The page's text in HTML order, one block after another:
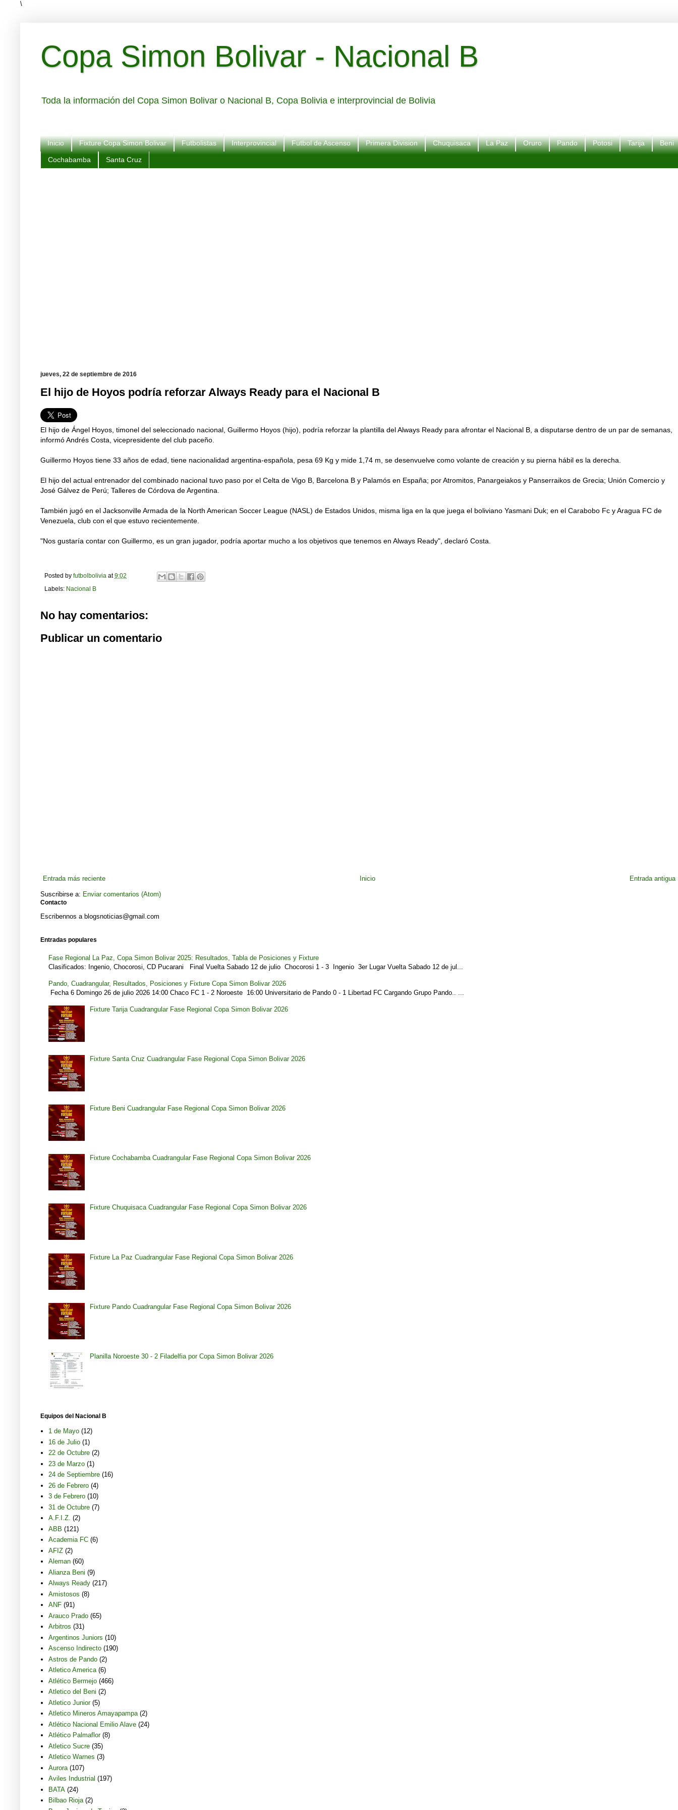
\
Copa Simon Bolivar - Nacional B
Toda la información del Copa Simon Bolivar o Nacional B, Copa Bolivia e interprovincial de Bolivia
Inicio Fixture Copa Simon Bolivar Futbolistas Interprovincial Futbol de Ascenso Primera Division Chuquisaca La Paz Oruro Pando Potosi Tarija Beni
Cochabamba Santa Cruz
jueves, 22 de septiembre de 2016
El hijo de Hoyos podría reforzar Always Ready para el Nacional B
El hijo de Ángel Hoyos, timonel del seleccionado nacional, Guillermo Hoyos (hijo), podría reforzar la plantilla del Always Ready para afrontar el Nacional B, a disputarse dentro de un par de semanas,
informó Andrés Costa, vicepresidente del club paceño.
Guillermo Hoyos tiene 33 años de edad, tiene nacionalidad argentina-española, pesa 69 Kg y mide 1,74 m, se desenvuelve como volante de creación y su pierna hábil es la derecha.
El hijo del actual entrenador del combinado nacional tuvo paso por el Celta de Vigo B, Barcelona B y Palamós en España; por Atromitos, Panargeiakos y Panserraikos de Grecia; Unión Comercio y
José Gálvez de Perú; Talleres de Córdova de Argentina.
También jugó en el Jacksonville Armada de la North American Soccer League (NASL) de Estados Unidos, misma liga en la que juega el boliviano Yasmani Duk; en el Carabobo Fc y Aragua FC de
Venezuela, club con el que estuvo recientemente.
"Nos gustaría contar con Guillermo, es un gran jugador, podría aportar mucho a los objetivos que tenemos en Always Ready", declaró Costa.
Posted by futbolbolivia at9:02
Labels: Nacional B
No hay comentarios:
Publicar un comentario
Entrada más reciente Entrada antigua
Inicio
Suscribirse a: Enviar comentarios (Atom)
Contacto
Escribennos a blogsnoticias@gmail.com
Entradas populares
Fase Regional La Paz, Copa Simon Bolivar 2025: Resultados, Tabla de Posiciones y Fixture
Clasificados: Ingenio, Chocorosi, CD Pucarani Final Vuelta Sabado 12 de julio Chocorosi 1 - 3 Ingenio 3er Lugar Vuelta Sabado 12 de jul...
Pando, Cuadrangular, Resultados, Posiciones y Fixture Copa Simon Bolivar 2026
Fecha 6 Domingo 26 de julio 2026 14:00 Chaco FC 1 - 2 Noroeste 16:00 Universitario de Pando 0 - 1 Libertad FC Cargando Grupo Pando.. ...
Fixture Tarija Cuadrangular Fase Regional Copa Simon Bolivar 2026
Fixture Santa Cruz Cuadrangular Fase Regional Copa Simon Bolivar 2026
Fixture Beni Cuadrangular Fase Regional Copa Simon Bolivar 2026
Fixture Cochabamba Cuadrangular Fase Regional Copa Simon Bolivar 2026
Fixture Chuquisaca Cuadrangular Fase Regional Copa Simon Bolivar 2026
Fixture La Paz Cuadrangular Fase Regional Copa Simon Bolivar 2026
Fixture Pando Cuadrangular Fase Regional Copa Simon Bolivar 2026
Planilla Noroeste 30 - 2 Filadelfia por Copa Simon Bolivar 2026
Equipos del Nacional B
1 de Mayo (12)
16 de Julio (1)
22 de Octubre (2)
23 de Marzo (1)
24 de Septiembre (16)
26 de Febrero (4)
3 de Febrero (10)
31 de Octubre (7)
A.F.I.Z. (2)
ABB (121)
Academia FC (6)
AFIZ (2)
Aleman (60)
Alianza Beni (9)
Always Ready (217)
Amistosos (8)
ANF (91)
Arauco Prado (65)
Arbitros (31)
Argentinos Juniors (10)
Ascenso Indirecto (190)
Astros de Pando (2)
Atletico America (6)
Atlético Bermejo (466)
Atletico del Beni (2)
Atletico Junior (5)
Atletico Mineros Amayapampa (2)
Atlético Nacional Emilio Alave (24)
Atlético Palmaflor (8)
Atletico Sucre (35)
Atletico Warnes (3)
Aurora (107)
Aviles Industrial (197)
BATA (24)
Bilbao Rioja (2)